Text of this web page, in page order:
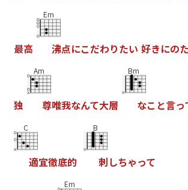
最高
Em
沸点にこだわりたい 好きにのた
独
Am
尊唯我なんて大層
Bm
なこ と言っ
C
適宜徹底的
B
刺しちゃって
Em